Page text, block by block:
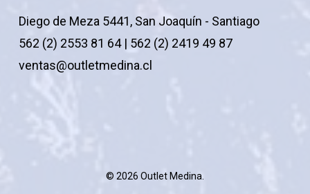
Diego de Meza 5441, San Joaquín - Santiago
562 (2) 2553 81 64 | 562 (2) 2419 49 87
ventas@outletmedina.cl
© 2026 Outlet Medina.